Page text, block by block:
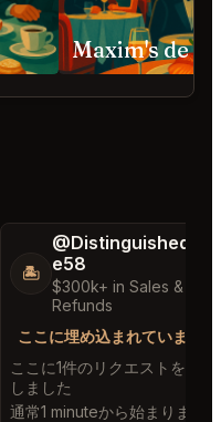
Maxim's de
🏝️
@DistinguishedTre
e58
$300k+ in Sales & Low
Refunds
ここに埋め込まれています
ここに1件のリクエストを満た
しました
通常1 minuteから始まります